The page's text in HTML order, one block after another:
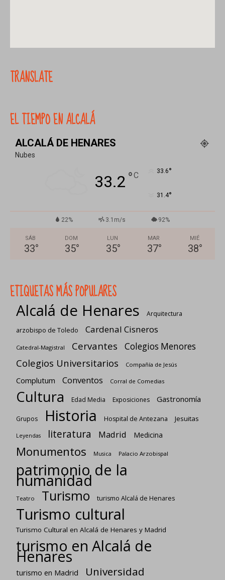
TRANSLATE
EL TIEMPO EN ALCALÁ
ALCALÁ DE HENARES
Nubes
33.2 °C 33.6°
31.4°
22% 3.1m/s 92%
SÁB
33°
DOM
35°
LUN
35°
MAR
37°
MIÉ
38°
ETIQUETAS MÁS POPULARES
Alcalá de Henares
Arquitectura
arzobispo de Toledo
Cardenal Cisneros
Catedral-Magistral Cervantes Colegios Menores
Colegios Universitarios Compañía de Jesús
Complutum Conventos Corral de Comedias
Cultura Edad Media Exposiciones Gastronomía
Grupos Historia Hospital de Antezana Jesuitas
Leyendas literatura Madrid Medicina
Monumentos Musica Palacio Arzobispal
patrimonio de la
humanidad
Teatro Turismo turismo Alcalá de Henares
Turismo cultural
Turismo Cultural en Alcalá de Henares y Madrid
turismo en Alcalá de
Henares
turismo en Madrid Universidad